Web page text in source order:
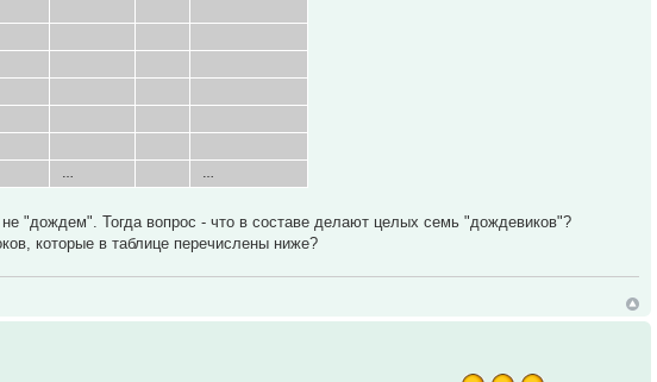
"дождем". Тогда вопрос - что в составе делают целых семь "дождевиков"?
которые в таблице перечислены ниже?